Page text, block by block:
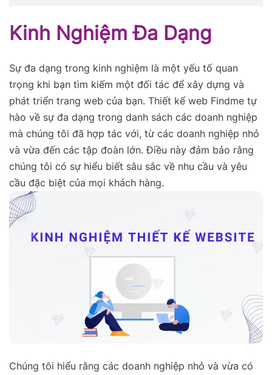
Kinh Nghiệm Đa Dạng
Sự đa dạng trong kinh nghiệm là một yếu tố quan
trọng khi bạn tìm kiếm một đối tác để xây dựng và
phát triển trang web của bạn. Thiết kế web Findme tự
hào về sự đa dạng trong danh sách các doanh nghiệp
mà chúng tôi đã hợp tác với, từ các doanh nghiệp nhỏ
và vừa đến các tập đoàn lớn. Điều này đảm bảo rằng
chúng tôi có sự hiểu biết sâu sắc về nhu cầu và yêu
cầu đặc biệt của mọi khách hàng.
Chúng tôi hiểu rằng các doanh nghiệp nhỏ và vừa có